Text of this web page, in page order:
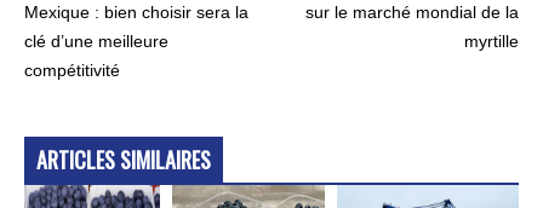
Mexique : bien choisir sera la
clé d’une meilleure
compétitivité
sur le marché mondial de la
myrtille
ARTICLES SIMILAIRES